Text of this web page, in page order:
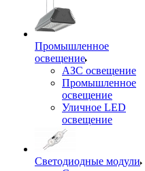
Промышленное
освещение
АЗС освещение
Промышленное
освещение
Уличное LED
освещение
Светодиодные модули